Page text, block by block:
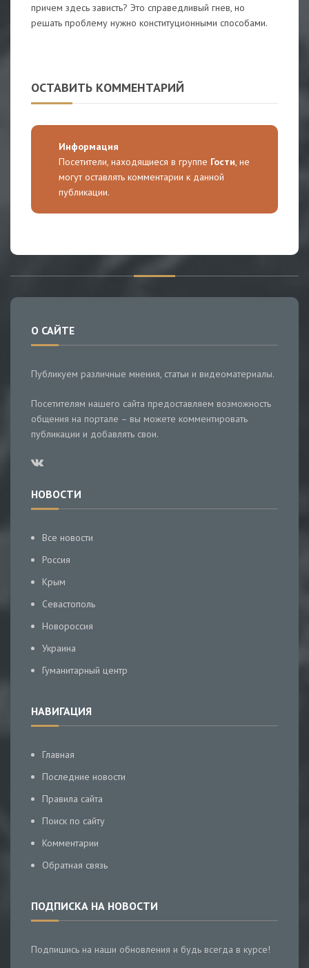
причем здесь зависть? Это справедливый гнев, но
решать проблему нужно конституционными способами.
ОСТАВИТЬ КОММЕНТАРИЙ
Информация
Посетители, находящиеся в группе Гости, не
могут оставлять комментарии к данной
публикации.
О САЙТЕ
Публикуем различные мнения, статьи и видеоматериалы.
Посетителям нашего сайта предоставляем возможность
общения на портале – вы можете комментировать
публикации и добавлять свои.
НОВОСТИ
Все новости
Россия
Крым
Севастополь
Новороссия
Украина
Гуманитарный центр
НАВИГАЦИЯ
Главная
Последние новости
Правила сайта
Поиск по сайту
Комментарии
Обратная связь
ПОДПИСКА НА НОВОСТИ
Подпишись на наши обновления и будь всегда в курсе!